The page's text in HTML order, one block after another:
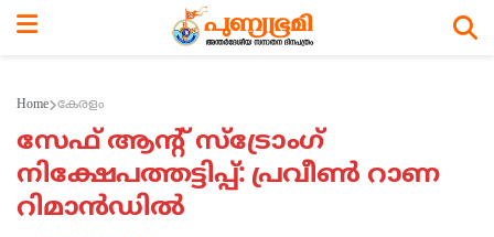
Home കേരളം
സേഫ് ആന്റ് സ്‌ട്രോംഗ്
നിക്ഷേപത്തട്ടിപ്പ്: പ്രവീണ്‍ റാണ
റിമാന്‍ഡില്‍